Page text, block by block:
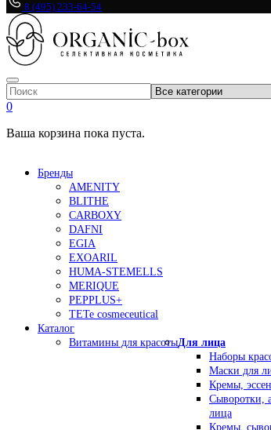
8 (495) 233-64-54
0
Ваша корзина пока пуста.
Бренды
AMENITY
BLITHE
CARBOXY
DAFNI
EGIA
EXOARIL
HUMA-STEMELLS
MERIQUE
PEPPLUS+
TETe cosmeceutical
Каталог
Витамины для красотыДля лица
Наборы
Маски для
Кремы,
Сыворотки,
лица
Кремы,